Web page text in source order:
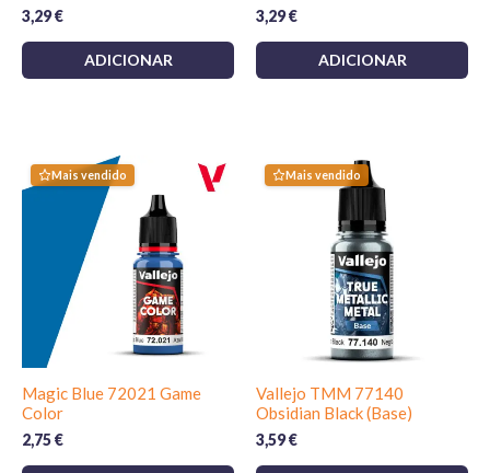
3,29€
ADICIONAR
3,29€
ADICIONAR
Mais vendido
Magic Blue 72021 Game
Color
2,75€
Mais vendido
Vallejo TMM 77140
Obsidian Black (Base)
3,59€